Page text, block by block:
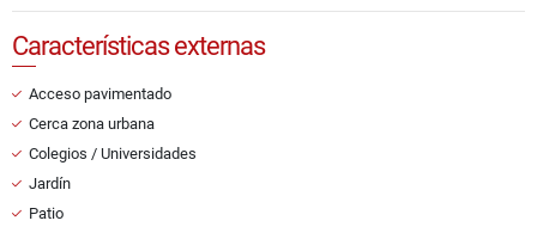
Características externas
Acceso pavimentado
Cerca zona urbana
Colegios / Universidades
Jardín
Patio